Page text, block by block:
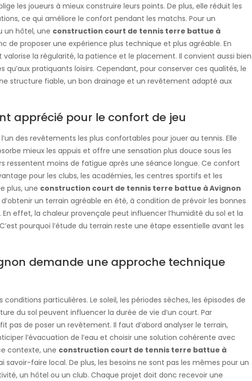
les joueurs à mieux construire leurs points. De plus, elle réduit les
ce qui améliore le confort pendant les matchs. Pour un
un hôtel, une construction court de tennis terre battue à
de proposer une expérience plus technique et plus agréable. En
la régularité, la patience et le placement. Il convient aussi bien
qu’aux pratiquants loisirs. Cependant, pour conserver ces qualités, le
structure fiable, un bon drainage et un revêtement adapté aux
apprécié pour le confort de jeu
des revêtements les plus confortables pour jouer au tennis. Elle
mieux les appuis et offre une sensation plus douce sous les
ressentent moins de fatigue après une séance longue. Ce confort
pour les clubs, les académies, les centres sportifs et les
plus, une construction court de tennis terre battue à Avignon
un terrain agréable en été, à condition de prévoir les bonnes
effet, la chaleur provençale peut influencer l’humidité du sol et la
pourquoi l’étude du terrain reste une étape essentielle avant les
demande une approche technique
conditions particulières. Le soleil, les périodes sèches, les épisodes de
du sol peuvent influencer la durée de vie d’un court. Par
pas de poser un revêtement. Il faut d’abord analyser le terrain,
l’évacuation de l’eau et choisir une solution cohérente avec
contexte, une construction court de tennis terre battue à
savoir-faire local. De plus, les besoins ne sont pas les mêmes pour un
un hôtel ou un club. Chaque projet doit donc recevoir une